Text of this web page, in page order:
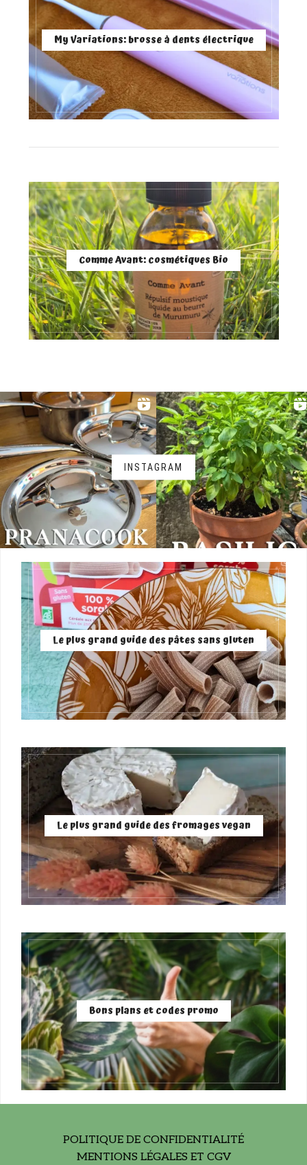
My Variations: brosse à dents électrique
Comme Avant: cosmétiques Bio
INSTAGRAM
Le plus grand guide des pâtes sans gluten
Le plus grand guide des fromages vegan
Bons plans et codes promo
POLITIQUE DE CONFIDENTIALITÉ
MENTIONS LÉGALES ET CGV